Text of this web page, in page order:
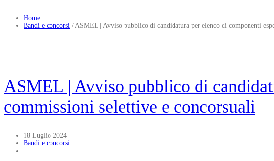
Home
Bandi e concorsi / ASMEL | Avviso pubblico di candidatura per elenco di componenti
ASMEL | Avviso pubblico di
commissioni selettive e concorsuali
18 Luglio 2024
Bandi e concorsi